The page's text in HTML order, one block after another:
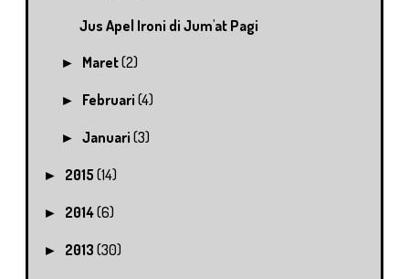
Jus Apel Ironi di Jum'at Pagi
► Maret(2)
► Februari(4)
►Januari(3)
► 2015 (14)
► 2014(6)
► 2013 (30)